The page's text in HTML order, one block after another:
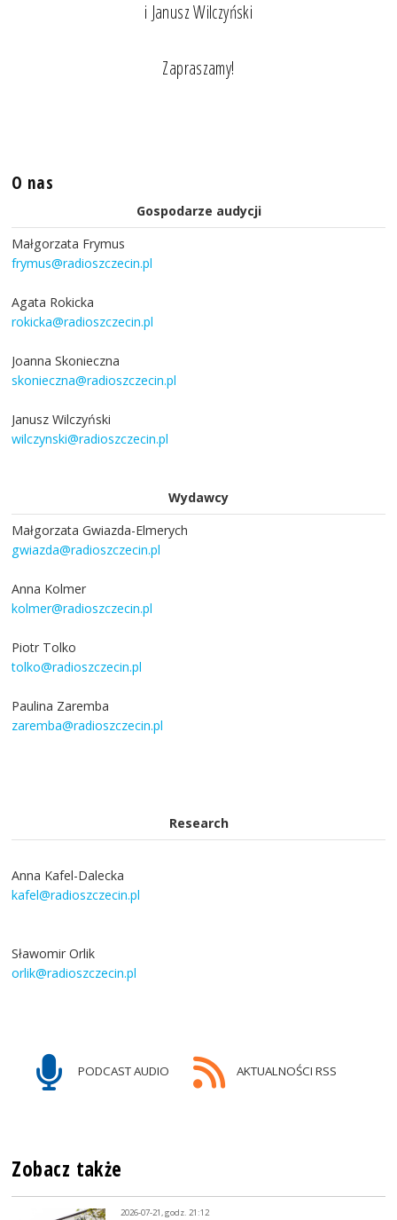
i Janusz Wilczyński
Zapraszamy!
O nas
Gospodarze audycji
Małgorzata Frymus
frymus@radioszczecin.pl
Agata Rokicka
rokicka@radioszczecin.pl
Joanna Skonieczna
skonieczna@radioszczecin.pl
Janusz Wilczyński
wilczynski@radioszczecin.pl
Wydawcy
Małgorzata Gwiazda-Elmerych
gwiazda@radioszczecin.pl
Anna Kolmer
kolmer@radioszczecin.pl
Piotr Tolko
tolko@radioszczecin.pl
Paulina Zaremba
zaremba@radioszczecin.pl
Research
Anna Kafel-Dalecka
kafel@radioszczecin.pl
Sławomir Orlik
orlik@radioszczecin.pl
PODCAST AUDIO AKTUALNOŚCI RSS
Zobacz także
2026-07-21, godz. 21:12